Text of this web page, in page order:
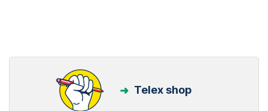
Telex shop